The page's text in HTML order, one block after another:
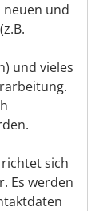
neuen und
und vieles
sich
Es werden